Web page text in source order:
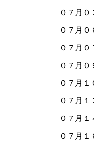
０７月
０７月
０７月
０７月
０７月
０７月
０７月
０７月